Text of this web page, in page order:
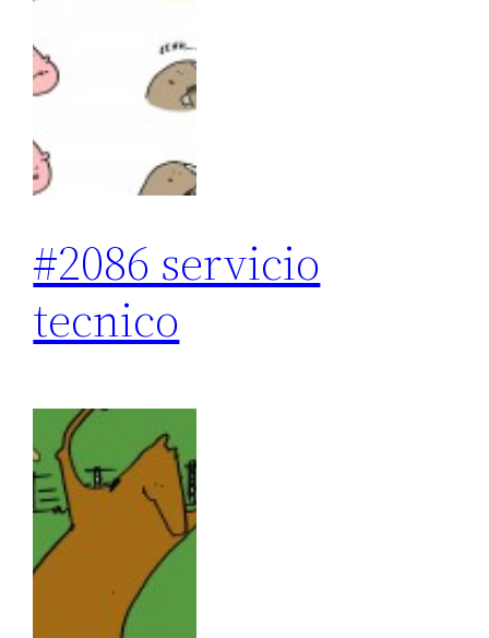
#2086 servicio
tecnico